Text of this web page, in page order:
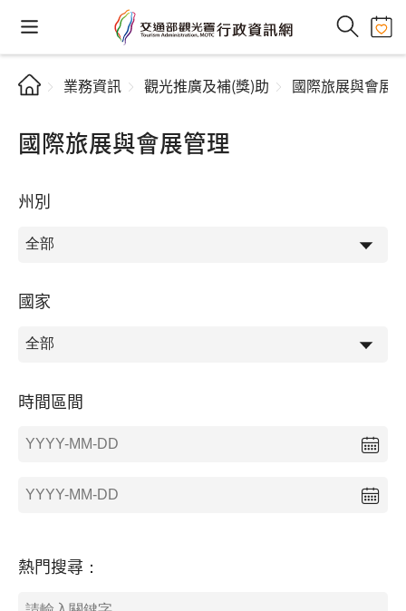
業務資訊 觀光推廣及補(獎)助 國際旅展與會展
國際旅展與會展管理
州別
國家
時間區間
熱門搜尋：